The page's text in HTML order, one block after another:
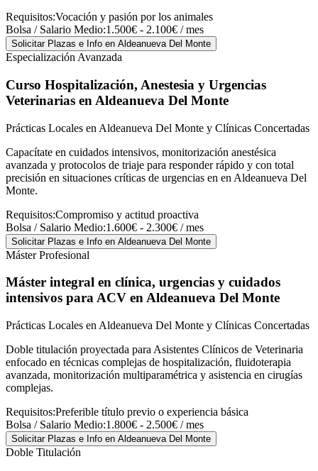
Requisitos:Vocación y pasión por los animales
Bolsa / Salario Medio:1.500€ - 2.100€ / mes
Solicitar Plazas e Info en Aldeanueva Del Monte
Especialización Avanzada
Curso Hospitalización, Anestesia y Urgencias
Veterinarias en Aldeanueva Del Monte
Prácticas Locales en Aldeanueva Del Monte y Clínicas Concertadas
Capacítate en cuidados intensivos, monitorización anestésica
avanzada y protocolos de triaje para responder rápido y con total
precisión en situaciones críticas de urgencias en en Aldeanueva Del
Monte.
Requisitos:Compromiso y actitud proactiva
Bolsa / Salario Medio:1.600€ - 2.300€ / mes
Solicitar Plazas e Info en Aldeanueva Del Monte
Máster Profesional
Máster integral en clínica, urgencias y cuidados
intensivos para ACV en Aldeanueva Del Monte
Prácticas Locales en Aldeanueva Del Monte y Clínicas Concertadas
Doble titulación proyectada para Asistentes Clínicos de Veterinaria
enfocado en técnicas complejas de hospitalización, fluidoterapia
avanzada, monitorización multiparamétrica y asistencia en cirugías
complejas.
Requisitos:Preferible título previo o experiencia básica
Bolsa / Salario Medio:1.800€ - 2.500€ / mes
Solicitar Plazas e Info en Aldeanueva Del Monte
Doble Titulación